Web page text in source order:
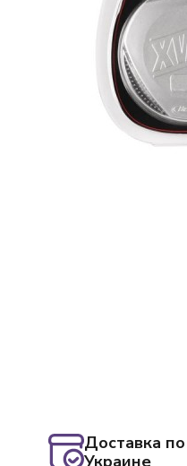
Доставка по
Украине